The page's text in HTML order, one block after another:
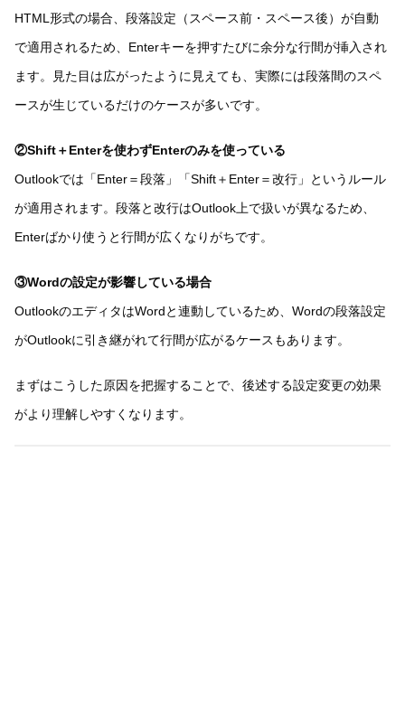
HTML形式の場合、段落設定（スペース前・スペース後）が自動
で適用されるため、Enterキーを押すたびに余分な行間が挿入され
ます。見た目は広がったように見えても、実際には段落間のスペ
ースが生じているだけのケースが多いです。
②Shift＋Enterを使わずEnterのみを使っている
Outlookでは「Enter＝段落」「Shift＋Enter＝改行」というルール
が適用されます。段落と改行はOutlook上で扱いが異なるため、
Enterばかり使うと行間が広くなりがちです。
③Wordの設定が影響している場合
OutlookのエディタはWordと連動しているため、Wordの段落設定
がOutlookに引き継がれて行間が広がるケースもあります。
まずはこうした原因を把握することで、後述する設定変更の効果
がより理解しやすくなります。